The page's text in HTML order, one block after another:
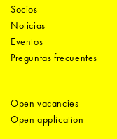
Socios
Noticias
Eventos
Preguntas frecuentes
Open vacancies
Open application